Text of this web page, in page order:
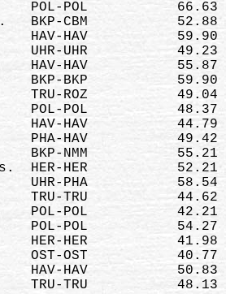
POL-POL           66.63
BKP-CBM
HAV-HAV
UHR-UHR
HAV-HAV           55.87
BKP-BKP           59.90
TRU-ROZ
POL-POL
HAV-HAV
PHA-HAV           49.42
NMM           55.21
HER-HER
UHR-PHA           58.54
TRU-TRU
POL-POL
POL-POL
HER-HER
OST-OST
HAV-HAV
TRU-TRU           48.13